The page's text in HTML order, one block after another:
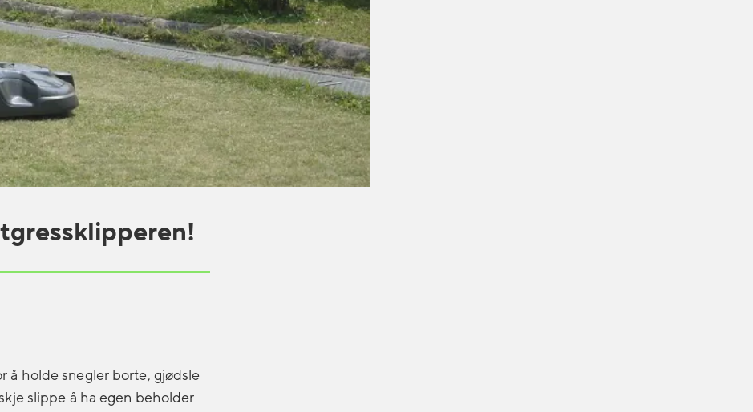
å holde snegler borte, gjødsle
slippe å ha egen beholder